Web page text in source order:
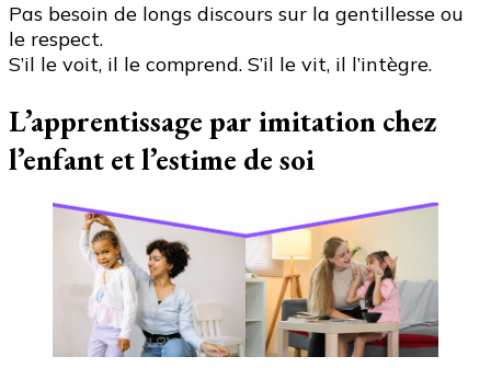
Pas besoin de longs discours sur la gentillesse ou
le respect.
S’il le voit, il le comprend. S’il le vit, il l’intègre.
L’apprentissage par imitation chez
l’enfant et l’estime de soi